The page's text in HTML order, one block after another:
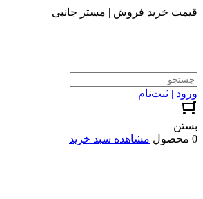
قیمت خرید فروش | مستر جانبی
ورود | ثبت‌نام
بستن
0 محصول
مشاهده سبد خرید